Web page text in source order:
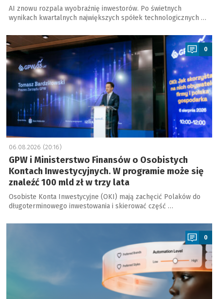
AI znowu rozpala wyobraźnię inwestorów. Po świetnych
wynikach kwartalnych największych spółek technologicznych …
a
0
06.08.2026 (20:16)
GPW i Ministerstwo Finansów o Osobistych
Kontach Inwestycyjnych. W programie może się
znaleźć 100 mld zł w trzy lata
Osobiste Konta Inwestycyjne (OKI) mają zachęcić Polaków do
długoterminowego inwestowania i skierować część …
a
0